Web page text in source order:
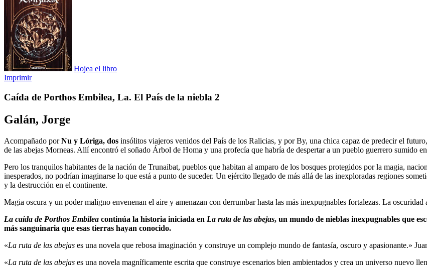
Hojea el libro
Imprimir
Caída de Porthos Embilea, La. El País de la niebla 2
Galán, Jorge
Acompañado porNu y Lóriga, dos insólitos viajeros venidos del País de los Ralicias, y por By, una chica capaz de predecir el
de las abejas Morneas. Allí encontró el soñado Árbol de Homa y una profecía que habría de despertar a un pueblo guerrero sumido
Pero los tranquilos habitantes de la nación de Trunaibat, pueblos que habitan al amparo de los bosques protegidos por la magia,
inesperados, no podrían imaginarse lo que está a punto de suceder. Un ejército llegado de más allá de las inexploradas regiones
y la destrucción en el continente.
Magia oscura y un poder maligno envenenan el aire y amenazan con derrumbar hasta las más inexpugnables fortalezas. La oscuridad
La caída de Porthos Embilea continúa la historia iniciada en La ruta de las abejas, un mundo de nieblas inexpugnables que
más sanguinaria que esas tierras hayan conocido.
«La ruta de las abejas es una novela que rebosa imaginación y construye un complejo mundo de fantasía, oscuro y apasionante.»
«La ruta de las abejas es una novela magníficamente escrita que construye escenarios bien ambientados y crea un universo nuevo